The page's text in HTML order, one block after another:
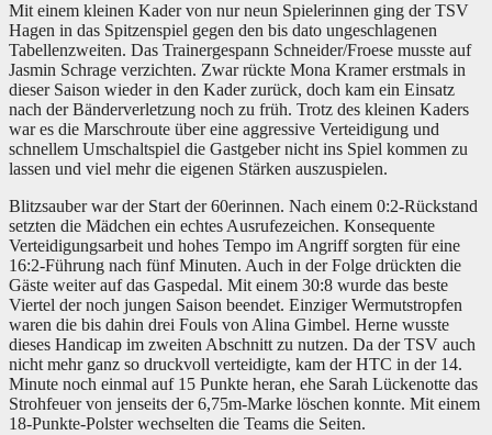
Mit einem kleinen Kader von nur neun Spielerinnen ging der TSV
Hagen in das Spitzenspiel gegen den bis dato ungeschlagenen
Tabellenzweiten. Das Trainergespann Schneider/Froese musste auf
Jasmin Schrage verzichten. Zwar rückte Mona Kramer erstmals in
dieser Saison wieder in den Kader zurück, doch kam ein Einsatz
nach der Bänderverletzung noch zu früh. Trotz des kleinen Kaders
war es die Marschroute über eine aggressive Verteidigung und
schnellem Umschaltspiel die Gastgeber nicht ins Spiel kommen zu
lassen und viel mehr die eigenen Stärken auszuspielen.
Blitzsauber war der Start der 60erinnen. Nach einem 0:2-Rückstand
setzten die Mädchen ein echtes Ausrufezeichen. Konsequente
Verteidigungsarbeit und hohes Tempo im Angriff sorgten für eine
16:2-Führung nach fünf Minuten. Auch in der Folge drückten die
Gäste weiter auf das Gaspedal. Mit einem 30:8 wurde das beste
Viertel der noch jungen Saison beendet. Einziger Wermutstropfen
waren die bis dahin drei Fouls von Alina Gimbel. Herne wusste
dieses Handicap im zweiten Abschnitt zu nutzen. Da der TSV auch
nicht mehr ganz so druckvoll verteidigte, kam der HTC in der 14.
Minute noch einmal auf 15 Punkte heran, ehe Sarah Lückenotte das
Strohfeuer von jenseits der 6,75m-Marke löschen konnte. Mit einem
18-Punkte-Polster wechselten die Teams die Seiten.